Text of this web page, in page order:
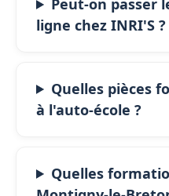
Peut-on passer
ligne chez INRI'S ?
Quelles pièces
à l'auto-école ?
Quelles